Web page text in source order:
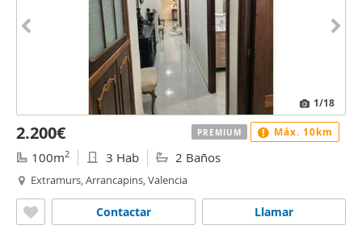
1/18
2.200€
100m2 3 Hab 2 Baños
Extramurs, Arrancapins, Valencia
Llamar
Contactar
PREMIUM Máx. 10km